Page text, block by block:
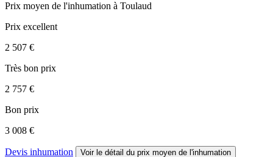
Prix moyen de l'inhumation à Toulaud
Prix excellent
2 507 €
Très bon prix
2 757 €
Bon prix
3 008 €
Devis inhumation Voir le détail du prix moyen de l'inhumation